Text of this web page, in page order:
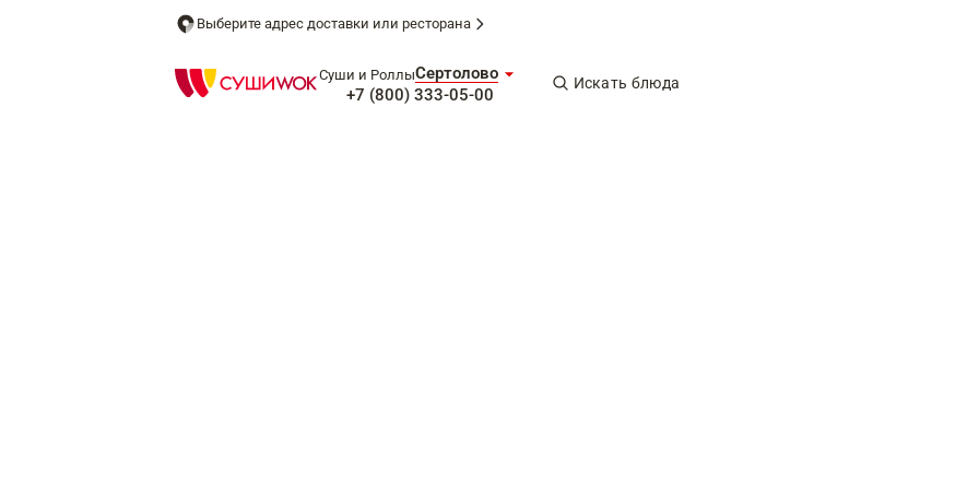
Выберите адрес доставки или ресторана
Суши и РоллыСертолово
+7 (800) 333-05-00
Искать блюда